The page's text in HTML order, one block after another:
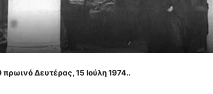
Δευτέρας, 15 Ιούλη 1974..